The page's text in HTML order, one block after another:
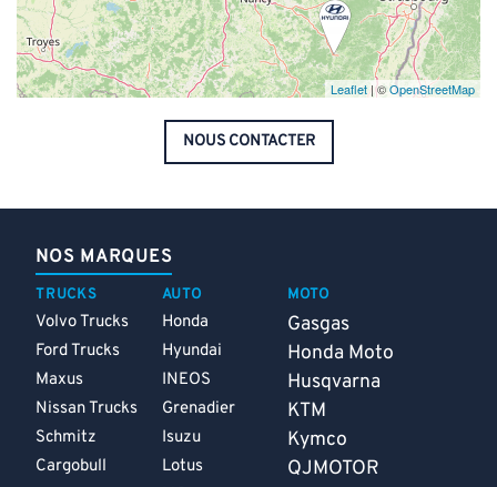
Leaflet| ©OpenStreetMap
NOUS CONTACTER
NOS MARQUES
TRUCKS
Volvo Trucks
Ford Trucks
Maxus
Nissan Trucks
Schmitz
Cargobull
AUTO
Honda
Hyundai
INEOS
Grenadier
Isuzu
Lotus
MOTO
Gasgas
Honda Moto
Husqvarna
KTM
Kymco
QJMOTOR